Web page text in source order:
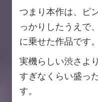
つまり本作は、ピ
っかりしたうえで
に乗せた作品です。
実機らしい渋さよ
すぎなくらい盛っ
す。